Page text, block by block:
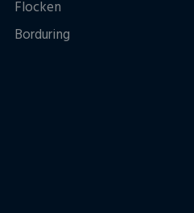
Flocken
Borduring